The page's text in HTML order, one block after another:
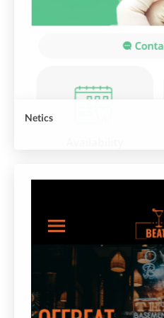
Netics